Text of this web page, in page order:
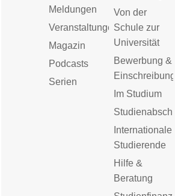
Meldungen
Veranstaltungen
Magazin
Podcasts
Serien
Von der
Schule zur
Universität
Bewerbung &
Einschreibung
Im Studium
Internationale
Studierende
Hilfe &
Beratung